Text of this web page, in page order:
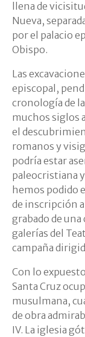
llena de
Nueva,
por el palacio
Obispo.
Las
episcopal,
cronología de
muchos siglos
el
romanos y
podría estar
paleocristiana
hemos podido
de inscripción
grabado de
galerías del
campaña
Con lo
Santa Cruz
musulmana,
de obra
IV. La iglesia